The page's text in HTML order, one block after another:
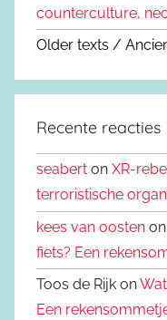
counterculture,
Older texts /
Recente reacties
seabert on XR-
terroristische
kees van oosten on
fiets? Een
Toos de Rijk on
Een